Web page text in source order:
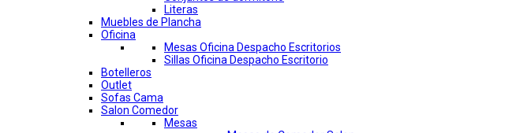
Literas
Muebles de Plancha
Oficina
Mesas Oficina Despacho Escritorios
Sillas Oficina Despacho Escritorio
Botelleros
Outlet
Sofas Cama
Salon Comedor
Mesas